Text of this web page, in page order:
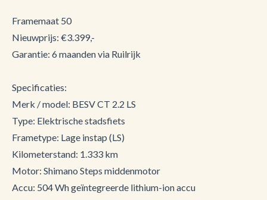
Framemaat 50
Nieuwprijs: €3.399,-
Garantie: 6 maanden via Ruilrijk
Specificaties:
Merk / model: BESV CT 2.2 LS
Type: Elektrische stadsfiets
Frametype: Lage instap (LS)
Kilometerstand: 1.333 km
Motor: Shimano Steps middenmotor
Accu: 504 Wh geïntegreerde lithium-ion accu